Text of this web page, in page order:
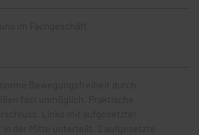
im Fachgeschäft
Bewegungsfreiheit durch
fast unmöglich. Praktische
Links mit aufgesetzter
der Mitte unterteilt. 2 aufgesetzte